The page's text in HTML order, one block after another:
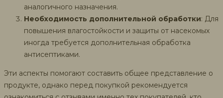
аналогичного назначения.
Необходимость дополнительной обработки: Для
повышения влагостойкости и защиты от насекомых
иногда требуется дополнительная обработка
антисептиками.
Эти аспекты помогают составить общее представление о
продукте, однако перед покупкой рекомендуется